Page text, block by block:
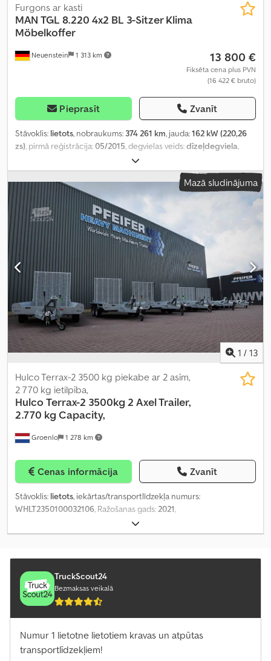
Neuenstein 1 313 km
Furgons ar kasti
MAN TGL 8.220 4x2 BL 3-Sitzer Klima
Möbelkoffer
13 800 €
Fiksēta cena plus PVN
(16 422 € bruto)
Pieprasīt Zvanīt
Stāvoklis: lietots, nobraukums: 374 261 km, jauda:162 kW (220,26
zs), pirmā reģistrācija:05/2015, degvielas veids:dīzeļdegviela,
balts
emisijas klase:Euro 6, sēdvietu skaits:3, iekraušanas telpas tilpums:
46 m³, krautuves garums:7 180 mm, iekraušanas vietas platums:
2 450 mm
, iekraušanas telpas augstums: 2 630 mm
ABS, gaisa kondicionēšana,
Mazā sludinājuma
1 / 13
Groenlo 1 278 km
Hulco Terrax-2 3500 kg piekabe ar 2 asīm,
2 770 kg ietilpība,
HulcoTerrax-2 3500kg 2 Axel Trailer,
2.770 kg Capacity,
Cenas informācija Zvanīt
Stāvoklis: lietots, iekārtas/transportlīdzekļa numurs:
WHLT2350100032106, Ražošanas gads:2021,
TruckScout24
Bezmaksas veikalā
Numur 1 lietotne lietotiem kravas un atpūtas
transportlīdzekļiem!